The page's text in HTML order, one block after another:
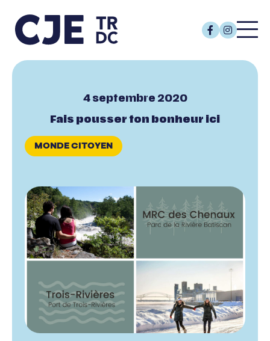
4 septembre 2020
Fais pousser ton bonheur ici
MONDE CITOYEN